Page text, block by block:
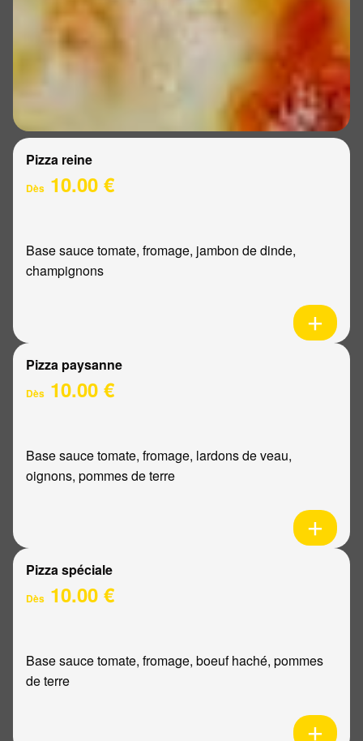
Pizza reine
Dès 10.00 €
Base sauce tomate, fromage, jambon de dinde,
champignons
Pizza paysanne
Dès 10.00 €
Base sauce tomate, fromage, lardons de veau,
oignons, pommes de terre
Pizza spéciale
Dès 10.00 €
Base sauce tomate, fromage, boeuf haché, pommes
de terre